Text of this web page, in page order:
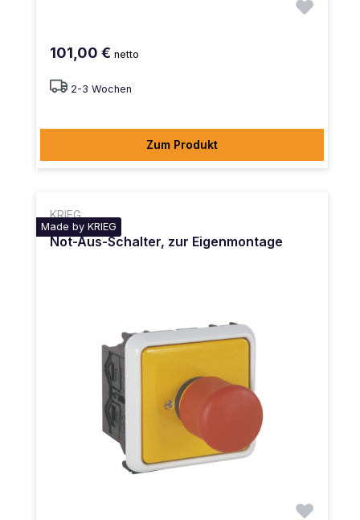
101,00 € netto
2-3 Wochen
Zum Produkt
KRIEG
Made by KRIEG
Not-Aus-Schalter, zur Eigenmontage